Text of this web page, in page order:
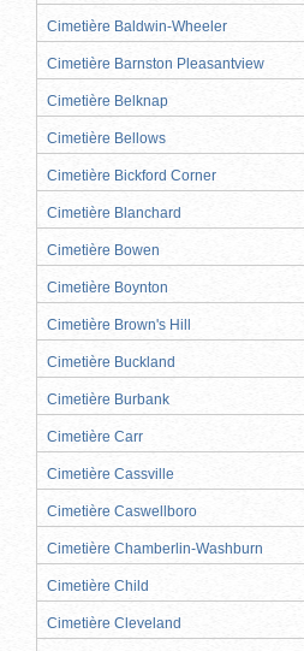
Cimetière Baldwin-Wheeler
Cimetière Barnston Pleasantview
Cimetière Belknap
Cimetière Bellows
Cimetière Bickford Corner
Cimetière Blanchard
Cimetière Bowen
Cimetière Boynton
Cimetière Brown's Hill
Cimetière Buckland
Cimetière Burbank
Cimetière Carr
Cimetière Cassville
Cimetière Caswellboro
Cimetière Chamberlin-Washburn
Cimetière Child
Cimetière Cleveland